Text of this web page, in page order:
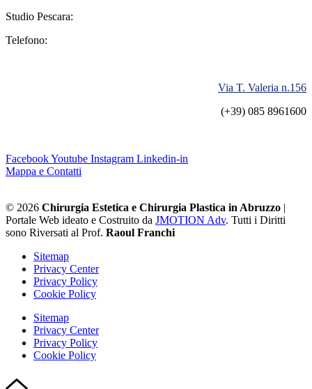
Studio Pescara:
Telefono:
Via T. Valeria n.156
(+39) 085 8961600
FacebookYoutube Instagram Linkedin-in
Mappa e Contatti
© 2026 Chirurgia Estetica e Chirurgia Plastica in Abruzzo |
Portale Web ideato e Costruito da JMOTION Adv. Tutti i Diritti
sono Riversati al Prof. Raoul Franchi
Sitemap
Privacy Center
Privacy Policy
Cookie Policy
Sitemap
Privacy Center
Privacy Policy
Cookie Policy